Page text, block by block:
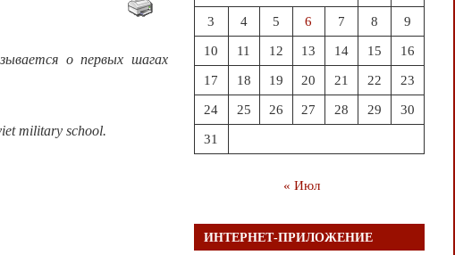
о первых шагах
military school.
3 4 5 6 7 8 9
10 11 12 13 14 15 16
17 18 19 20 21 22 23
24 25 26 27 28 29 30
31
« Июл
ИНТЕРНЕТ-ПРИЛОЖЕНИЕ